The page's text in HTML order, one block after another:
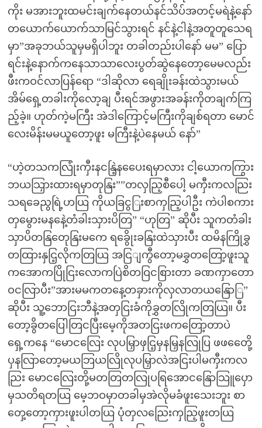
ကိုး မအားဘူးထမင်းချက်နေတယ်နင်သိပ်အတင့်မရဲနဲ့နော်
တယောက်ယောက်သာမြင်သွားရင် နင်နဲ့ငါနဲ့အတူတူသေရ
မှာ”အခုဘယ်သူမှမရှိပါဘူး တခါတည်းပါနော် မမ” ပြော
ရင်းနဲ့နောက်ကနေသာသာလေးပွတ်ဆွဲနေတော့မေမလည်း
ဖီးကဝင်လာပြန်ရော “ဒါဆိုလာ ရေချိုးခန်းထဲသွားမယ်
အိမ်ရှေ့တခါးကိုလော့ချ ပီးရင်အဖွားအခန်းကိုတချက်ကြ
ည့်ခဲ့။ ဟုတ်ကဲ့မကြီး အဲဒါကြောင့်မကြီးကိုချစ်ရတာ မောင်
လေးမိန်းမမယူတော့ဖူး မကြီးနဲ့ပဲနေမယ် နော်”
“ဟဲ့တသကလြုံးကှီးနငနြဲ့နပေေးရမှာလား ငါ့ယောကကြွား
ဘယသြှားထားရမှာတုနြး””တလှညြ့စီပေါ့ မကှီးကလညြး
သရခေညွရြဲ့ဟယြ ကိုယခြငွြးစာကှညြ့ပါဦး ကဲပါစကား
တှမွေားမနနေဲ့တံခါးသှားပိတြ” “ဟုတြ” ဆိုပီး သူကတံခါး
သှာပိတနြတေုနြးမကေ ရခွေိုးခနြးထဲသှားပီး ထမိနကြိုခွှ
တထြားနှငြ့လိုကတြယြ အငြျကွီတော့မခွှတတြော့ဖူးသူ
ကအောကပြိုငြးလောကပြဲစိတဝြငစြားတာ ခဏကှာတော
ဝငလြာပီး”အားမမကတနေ့တခှားကိုလှလာတယနြောြ”
ဆိုပီး သူ့ဘောငြးဘီနဲ့အတှငြးခံကိုခွှတလြိုကတြယြ။ ပီး
တော့ခွိတပြေါတြငပြီးမေ့ကိုအတငြးဖကတြော့တာပဲ
ရှေ့ကနေ “မောငလြေး လုပမြှာဖှငြ့မှနမြှနလြုပြ ဖဖတေေို့
ပှနလြာတော့မယဘြယလြိုလုပမြှာလဲအငြးပါမကှီးကလ
ညြး မောငလြေးတို့မတတြတလြုပရြအောငနြောသြူပှော
မှသတိရတယြ မေ့ဘဝမှာတခါမှအဲလိုမခံဖူးသေးဘူး စာ
တှေ့တော့ကှားဖူးပါတယြ ပုံတှလညြေးကှညြ့ဖူးတယြ